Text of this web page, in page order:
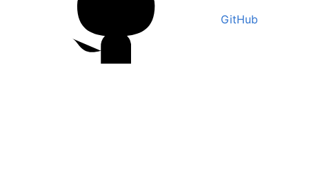
GitHub